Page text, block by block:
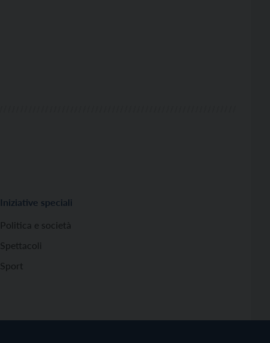
Iniziative speciali
Politica e società
Spettacoli
Sport